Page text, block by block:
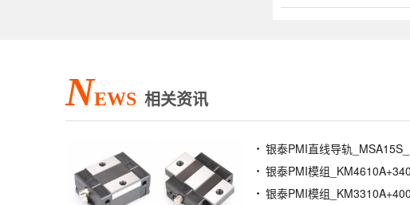
常常遇到...
NEWS 相关资讯